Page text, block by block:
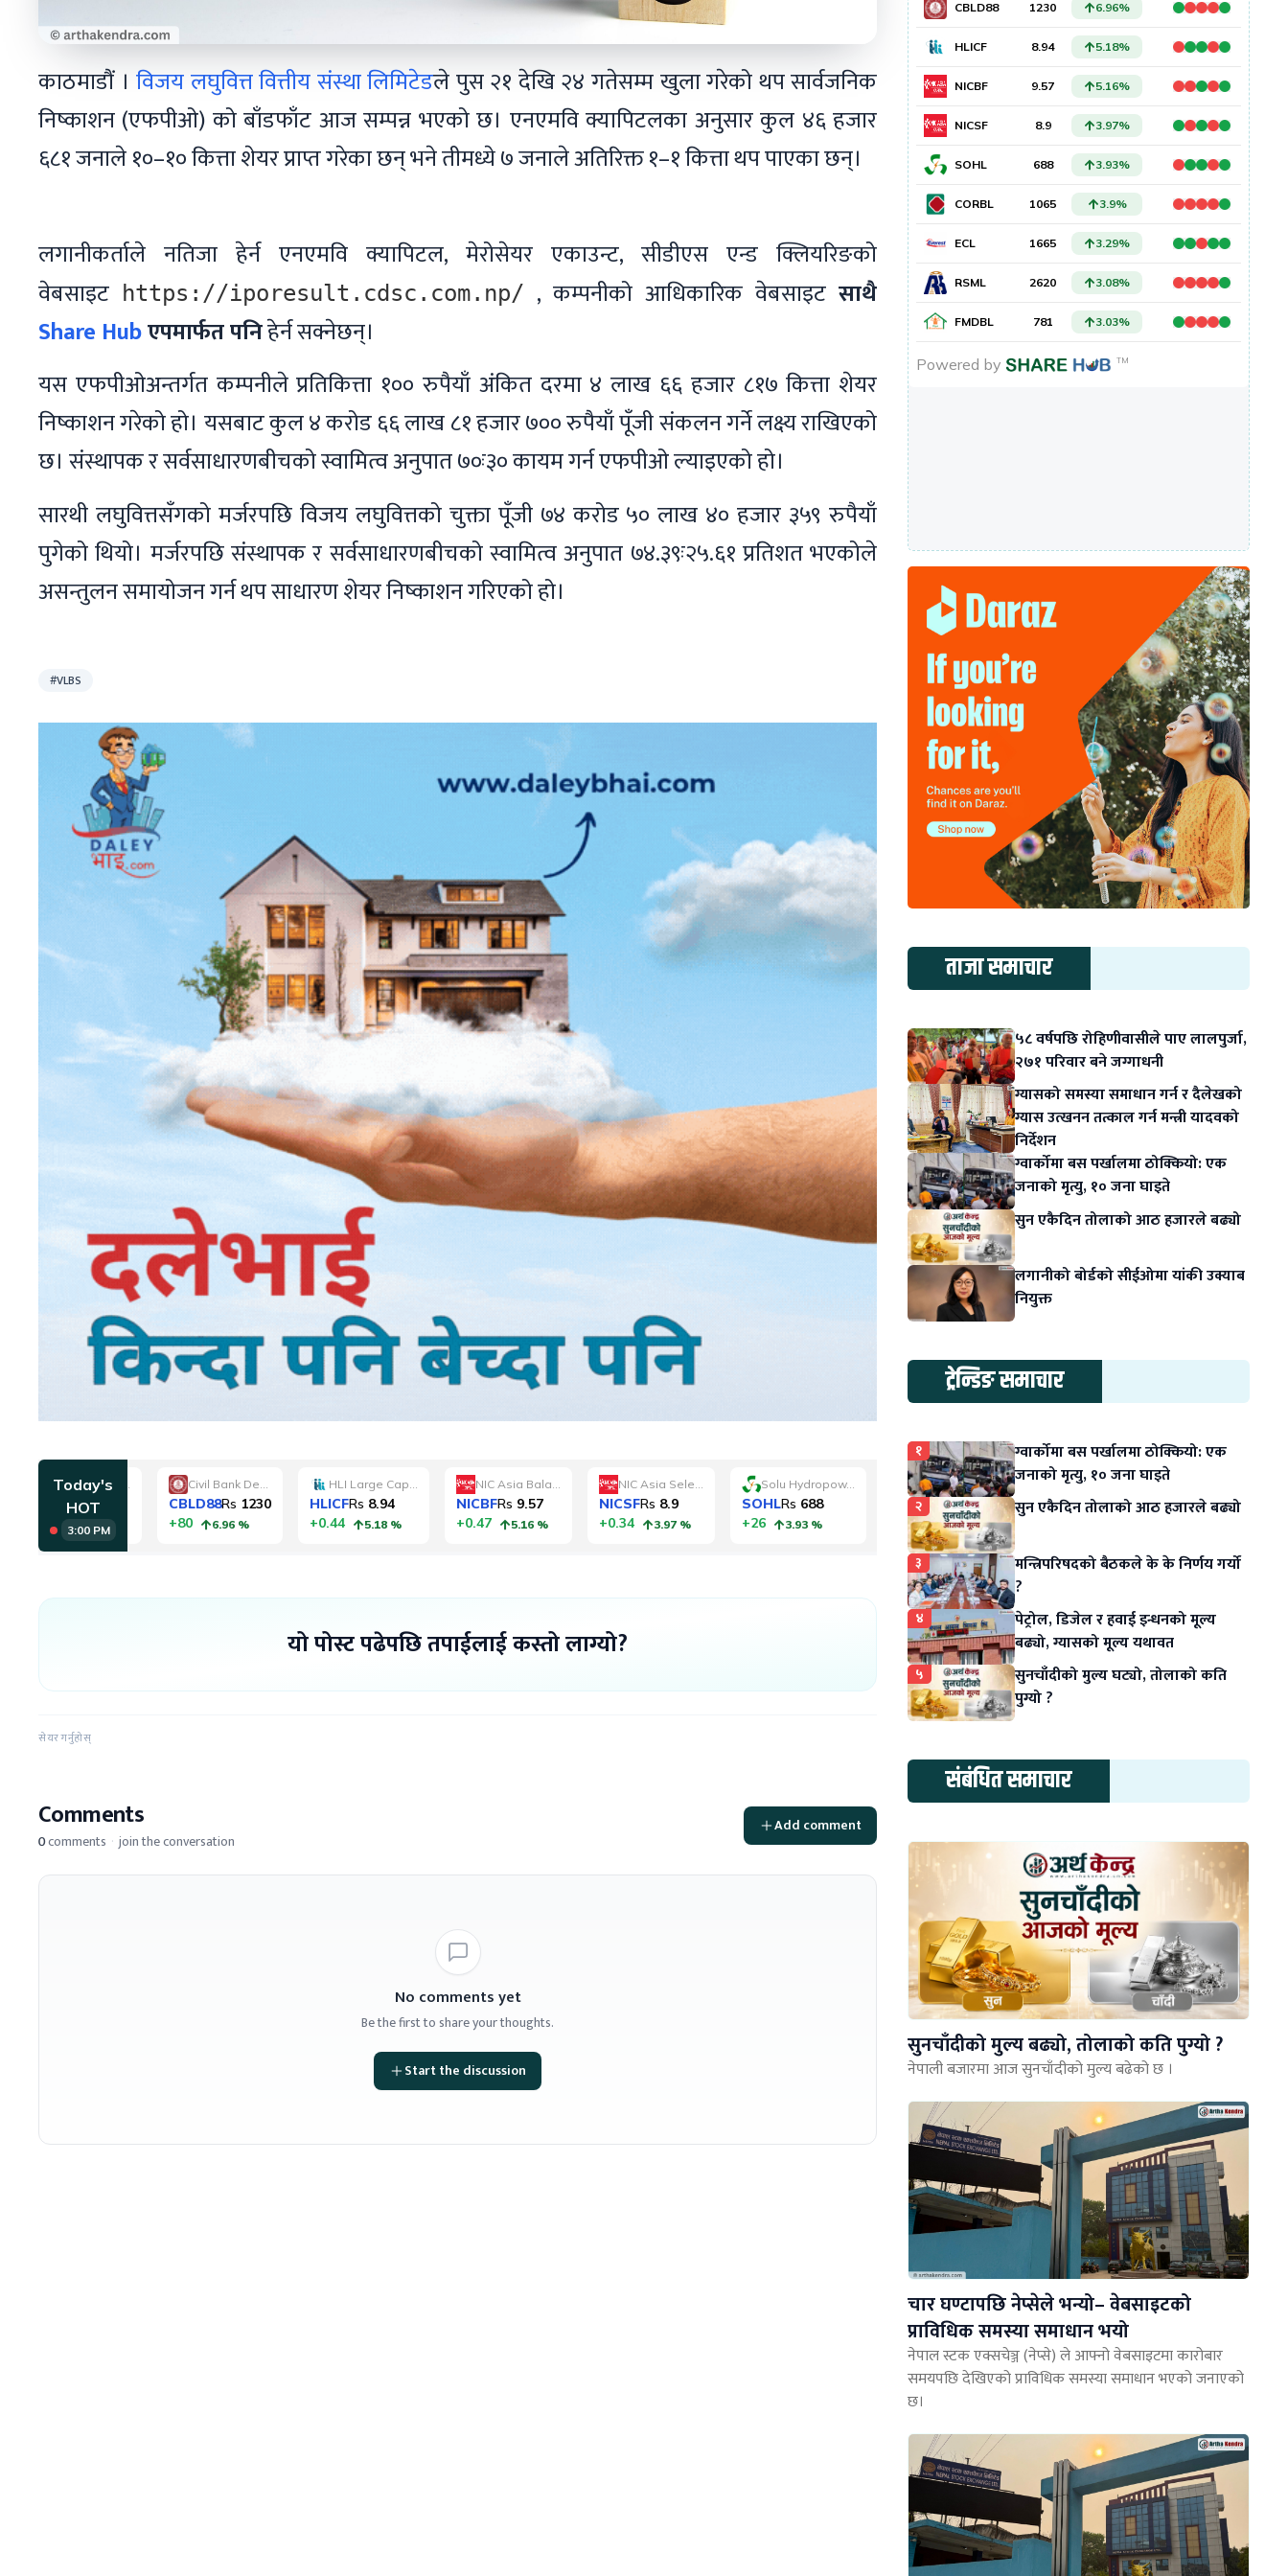
काठमाडौं ।विजय लघुवित्त वित्तीय संस्था लिमिटेडले पुस २१ देखि २४ गतेसम्म खुला गरेको थप सार्वजनिक
निष्काशन (एफपीओ) को बाँडफाँट आज सम्पन्न भएको छ। एनएमवि क्यापिटलका अनुसार कुल ४६ हजार
६८१ जनाले १०–१० कित्ता शेयर प्राप्त गरेका छन् भने तीमध्ये ७ जनाले अतिरिक्त १–१ कित्ता थप पाएका छन्।
लगानीकर्ताले नतिजा हेर्न एनएमवि क्यापिटल, मेरोसेयर एकाउन्ट, सीडीएस एन्ड क्लियरिङको
वेबसाइट https://iporesult.cdsc.com.np/ , कम्पनीको आधिकारिक वेबसाइटसाथै
Share Hubएपमार्फत पनिहेर्न सक्नेछन्।
यस एफपीओअन्तर्गत कम्पनीले प्रतिकित्ता १०० रुपैयाँ अंकित दरमा ४ लाख ६६ हजार ८१७ कित्ता शेयर
निष्काशन गरेको हो। यसबाट कुल ४ करोड ६६ लाख ८१ हजार ७०० रुपैयाँ पूँजी संकलन गर्ने लक्ष्य राखिएको
छ। संस्थापक र सर्वसाधारणबीचको स्वामित्व अनुपात ७०ः३० कायम गर्न एफपीओ ल्याइएको हो।
सारथी लघुवित्तसँगको मर्जरपछि विजय लघुवित्तको चुक्ता पूँजी ७४ करोड ५० लाख ४० हजार ३५९ रुपैयाँ
पुगेको थियो। मर्जरपछि संस्थापक र सर्वसाधारणबीचको स्वामित्व अनुपात ७४.३९ः२५.६१ प्रतिशत भएकोले
असन्तुलन समायोजन गर्न थप साधारण शेयर निष्काशन गरिएको हो।
#VLBS
यो पोस्ट पढेपछि तपाईलाई कस्तो लाग्यो?
सेयर गर्नुहोस्
Comments
0comments · join the conversation
Add comment
No comments yet
Be the first to share your thoughts.
Start the discussion
ताजा समाचार
५८ वर्षपछि रोहिणीवासीले पाए लालपुर्जा,
२७१ परिवार बने जग्गाधनी
ग्यासको समस्या समाधान गर्न र दैलेखको
ग्यास उत्खनन तत्काल गर्न मन्त्री यादवको
निर्देशन
ग्वार्कोमा बस पर्खालमा ठोक्कियो: एक
जनाको मृत्यु, १० जना घाइते
सुन एकैदिन तोलाको आठ हजारले बढ्यो
लगानीको बोर्डको सीईओमा यांकी उक्याब
नियुक्त
ट्रेन्डिङ समाचार
१
ग्वार्कोमा बस पर्खालमा ठोक्कियो: एक
जनाको मृत्यु, १० जना घाइते
२ सुन एकैदिन तोलाको आठ हजारले बढ्यो
३
मन्त्रिपरिषदको बैठकले के के निर्णय गर्यो
?
४
पेट्रोल, डिजेल र हवाई इन्धनको मूल्य
बढ्यो, ग्यासको मूल्य यथावत
५
सुनचाँदीको मुल्य घट्यो, तोलाको कति
पुग्यो ?
संबंधित समाचार
सुनचाँदीको मुल्य बढ्यो, तोलाको कति पुग्यो ?
नेपाली बजारमा आज सुनचाँदीको मुल्य बढेको छ ।
चार घण्टापछि नेप्सेले भन्यो– वेबसाइटको
प्राविधिक समस्या समाधान भयो
नेपाल स्टक एक्सचेञ्ज (नेप्से) ले आफ्नो वेबसाइटमा कारोबार
समयपछि देखिएको प्राविधिक समस्या समाधान भएको जनाएको
छ।